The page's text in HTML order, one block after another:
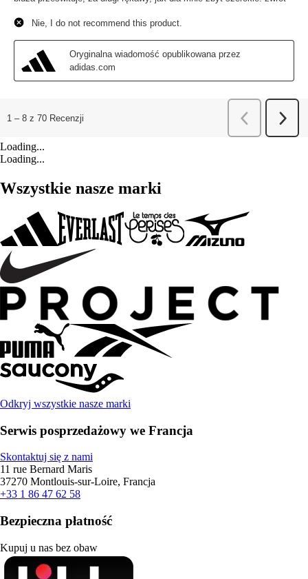
Loading...
Loading...
Wszystkie nasze marki
Odkryj wszystkie nasze marki
Serwis posprzedażowy we Francja
Skontaktuj się z nami
11 rue Bernard Maris
37270 Montlouis-sur-Loire, Francja
+33 1 86 47 62 58
Bezpieczna płatność
Kupuj u nas bez obaw